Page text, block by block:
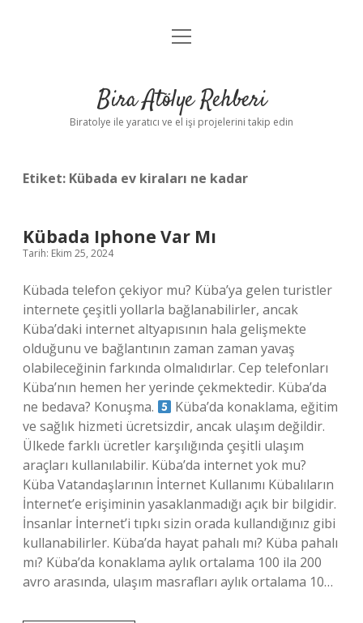
Anasayfa
Yasal Uyarı
menüyü
Bira Atölye Rehberi
Biratolye ile yaratıcı ve el işi projelerini takip edin
Etiket: Kübada ev kiraları ne kadar
Kübada Iphone Var Mı
Tarih: Ekim 25, 2024
Kübada telefon çekiyor mu? Küba’ya gelen turistler
internete çeşitli yollarla bağlanabilirler, ancak
Küba’daki internet altyapısının hala gelişmekte
olduğunu ve bağlantının zaman zaman yavaş
olabileceğinin farkında olmalıdırlar. Cep telefonları
Küba’nın hemen her yerinde çekmektedir. Küba’da
ne bedava? Konuşma.
Küba’da konaklama, eğitim
ve sağlık hizmeti ücretsizdir, ancak ulaşım değildir.
Ülkede farklı ücretler karşılığında çeşitli ulaşım
araçları kullanılabilir. Küba’da internet yok mu?
Küba Vatandaşlarının İnternet Kullanımı Kübalıların
İnternet’e erişiminin yasaklanmadığı açık bir bilgidir.
İnsanlar İnternet’i tıpkı sizin orada kullandığınız gibi
kullanabilirler. Küba’da hayat pahalı mı? Küba pahalı
mı? Küba’da konaklama aylık ortalama 100 ila 200
avro arasında, ulaşım masrafları aylık ortalama 10…